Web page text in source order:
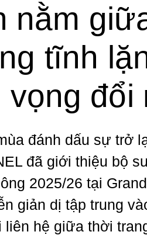
nằm
tĩnh
vọng đổi
đánh dấu sự trở
đã giới thiệu bộ
2025/26 tại
giản dị tập trung
liên hệ giữa thời